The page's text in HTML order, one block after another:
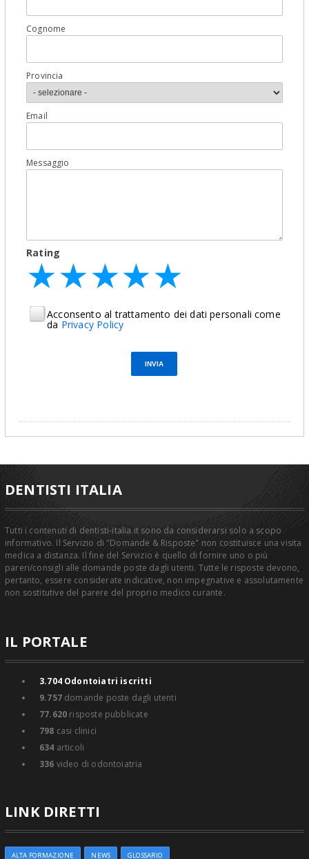
Cognome
Provincia
Email
Messaggio
Rating
★
★★
★★★
★★★★
★★★★★
Acconsento al trattamento dei dati personali come
da Privacy Policy
DENTISTI ITALIA
Tutti i contenuti di dentisti-italia.it sono da considerarsi solo a scopo
informativo. Il Servizio di "Domande & Risposte" non costituisce una visita
medica a distanza. Il fine del Servizio è quello di fornire uno o più
pareri/consigli alle domande poste dagli utenti. Tutte le risposte devono,
pertanto, essere considerate indicative, non impegnative e assolutamente
non sostitutive del parere del proprio medico curante.
IL PORTALE
3.704Odontoiatri iscritti
9.757domande poste dagli utenti
77.620 risposte pubblicate
798 casi clinici
634 articoli
336 video di odontoiatria
LINK DIRETTI
ALTA FORMAZIONE NEWS GLOSSARIO